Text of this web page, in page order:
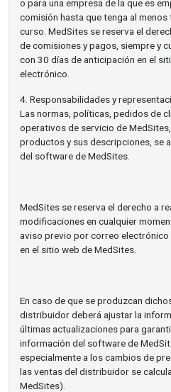
o para una empresa de la que es
comisión hasta que tenga al
curso. MedSites se reserva el
de comisiones y pagos, siempre y
con 30 días de anticipación en el
electrónico.
4. Responsabilidades y
Las normas, políticas, pedidos de
operativos de servicio de
productos y sus descripciones, se
del software de MedSites.
MedSites se reserva el derecho a
modificaciones en cualquier
aviso previo por correo
en el sitio web de MedSites.
En caso de que se produzcan
distribuidor deberá ajustar la
últimas actualizaciones para
información del software de
especialmente a los cambios de
las ventas del distribuidor se
MedSites).